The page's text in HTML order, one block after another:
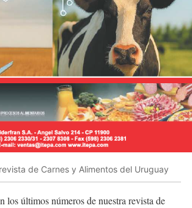
de Carnes y Alimentos del Uruguay
los últimos números de nuestra revista de